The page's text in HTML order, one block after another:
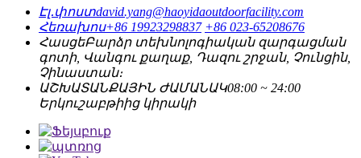
Էլ․փոստdavid.yang@haoyidaoutdoorfacility.com
Հեռախոս+86 19923298837 +86 023-65208676
ՀասցեԲարձր տեխնոլոգիական զարգացման
գոտի, Վանգու քաղաք, Դազու շրջան, Չունցին,
Չինաստան։
ԱՇԽԱՏԱՆՔԱՅԻՆ ԺԱՄԱՆԱԿ08:00 ~ 24:00
Երկուշաբթիից կիրակի